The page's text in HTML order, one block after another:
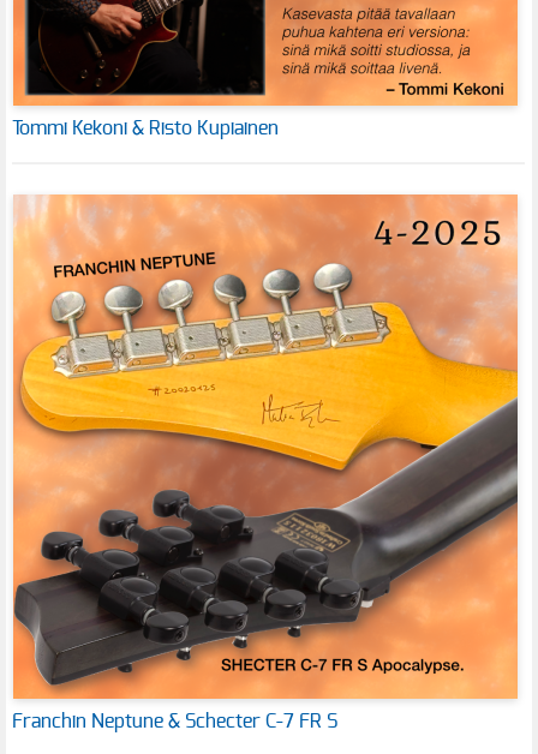
Tommi Kekoni & Risto Kupiainen
Franchin Neptune & Schecter C-7 FR S